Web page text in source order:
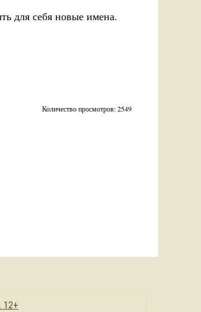
для себя новые имена.
Количество просмотров: 2549
12+